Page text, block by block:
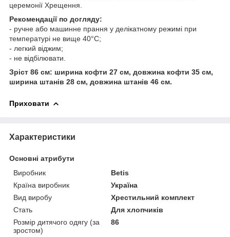
церемонії Хрещення.
Рекомендації по догляду:
- ручне або машинне прання у делікатному режимі при
температурі не вище 40°С;
- легкий віджим;
- не відбілювати.
Зріст 86 см: ширина кофти 27 см, довжина кофти 35 см,
ширина штанів 28 см, довжина штанів 46 см.
Приховати
Характеристики
Основні атрибути
Виробник
Betis
Країна виробник
Україна
Вид виробу
Хрестильний комплект
Стать
Для хлопчиків
Розмір дитячого одягу (за
зростом)
86